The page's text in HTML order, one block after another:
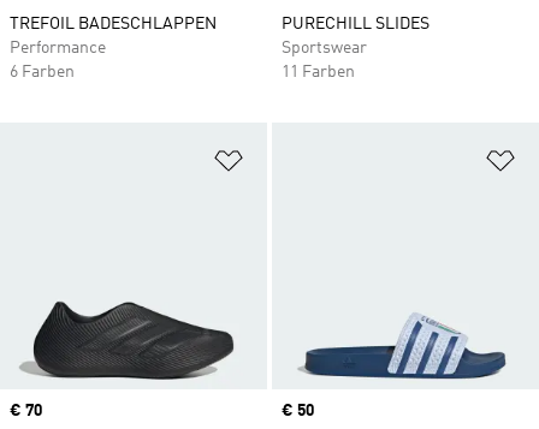
TREFOIL BADESCHLAPPEN
Performance
6 Farben
PURECHILL SLIDES
Sportswear
11 Farben
Price
€ 70
Price
€ 50